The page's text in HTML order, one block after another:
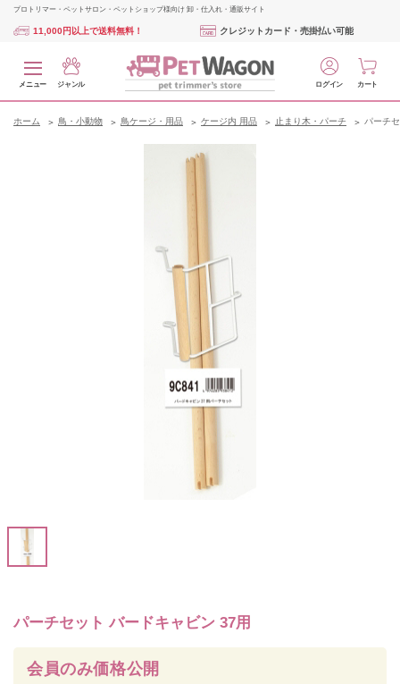
プロトリマー・ペットサロン・ペットショップ様向け 卸・仕入れ・通販サイト
11,000円以上で送料無料！ クレジットカード・売掛払い可能
メニュー ジャンル ログイン カート
ホーム 鳥・小動物 鳥ケージ・用品 ケージ内 用品 止まり木・パーチ パーチ
パーチセット バードキャビン 37用
会員のみ価格公開